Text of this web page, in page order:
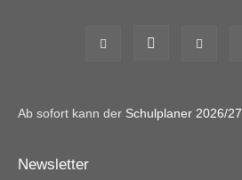
Ab sofort kann der Schulplaner 2026/27
Newsletter